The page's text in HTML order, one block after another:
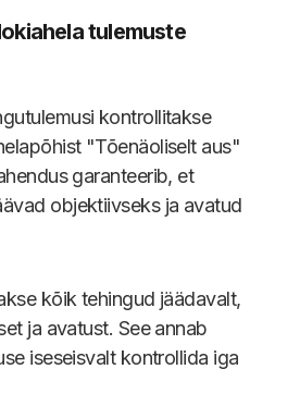
tulemuste
kontrollitakse
"Tõenäoliselt aus"
garanteerib, et
objektiivseks ja avatud
kõik tehingud jäädavalt,
ja avatust. See annab
iseseisvalt kontrollida iga